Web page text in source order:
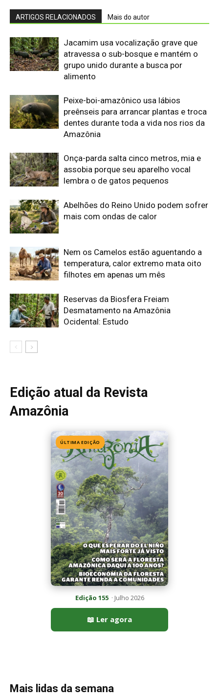
assobia porque seu aparelho vocal
lembra o de gatos pequenos
Abelhões do Reino Unido podem sofrer
mais com ondas de calor
temperatura, calor extremo mata oito
filhotes em apenas um mês
Reservas da Biosfera Freiam
Ocidental: Estudo
Edição atual da Revista
Amazônia
Edição 155· Julho 2026
📖 Ler agora
Mais lidas da semana
Peixe-lua emerge horizontalmente na superfície oceânica para
permitir que aves marinhas removam ectoparasitas